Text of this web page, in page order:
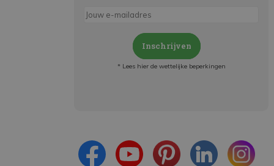
Inschrijven
* Lees hier de wettelijke beperkingen